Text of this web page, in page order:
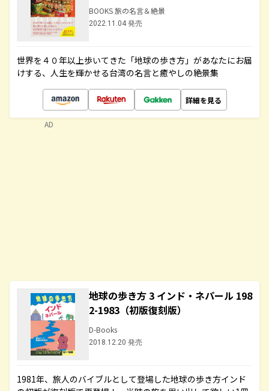
BOOKS 旅の名言＆絶景
2022.11.04 発売
世界を４０年以上歩いてきた「地球の歩き方」があなたにお届
けする、人生を輝かせる台湾の名言と癒やしの絶景集
詳細を見る
地球の歩き方 3 インド・ネパール 198
2-1983（初版復刻版）
D-Books
2018.12.20 発売
1981年、旅人のバイブルとして登場した地球の歩き方インド
AD